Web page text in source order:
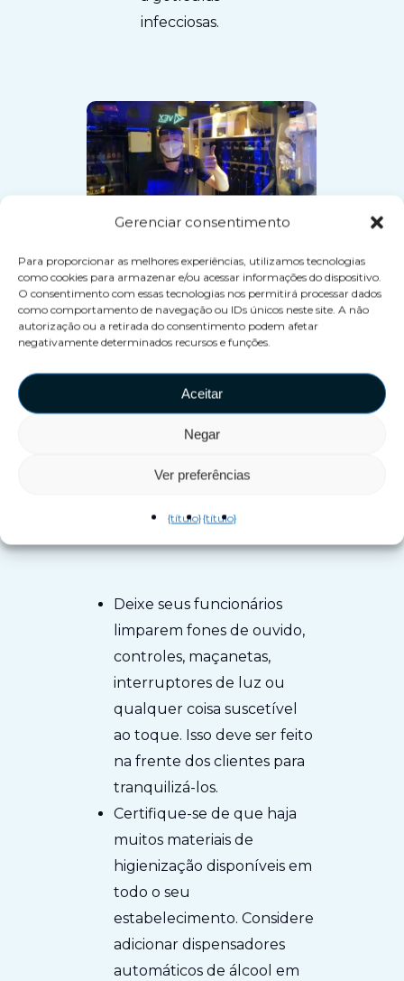
Gerenciar consentimento
Para proporcionar as melhores experiências, utilizamos tecnologias
como cookies para armazenar e/ou acessar informações do dispositivo.
O consentimento com essas tecnologias nos permitirá processar dados
como comportamento de navegação ou IDs únicos neste site. A não
autorização ou a retirada do consentimento podem afetar
negativamente determinados recursos e funções.
Aceitar
Negar
Ver preferências
{título}{título}
infecciosas.
Faça um show com
isso
De qualquer forma, quer você
decida incorporar essas medidas
seu procedimento de
transparente possível.
Deixe seus funcionários
limparem fones de ouvido,
controles, maçanetas,
interruptores de luz ou
qualquer coisa suscetível
ao toque. Isso deve ser feito
na frente dos clientes para
tranquilizá-los.
Certifique-se de que haja
muitos materiais de
higienização disponíveis em
todo o seu
estabelecimento. Considere
adicionar dispensadores
automáticos de álcool em